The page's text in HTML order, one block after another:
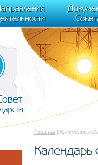
j++) {if
(window,
Главная | Календарь
Календарь